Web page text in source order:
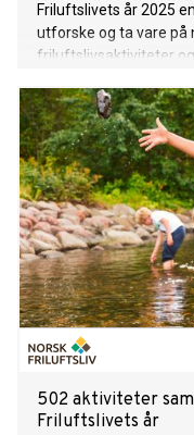
Friluftslivets år 2025
utforske og ta vare på
friluftslivsaktiviteter
502 aktiviteter
Friluftslivets år